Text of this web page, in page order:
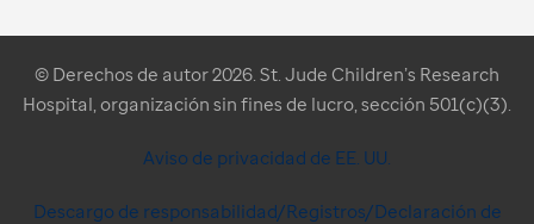
© Derechos de autor 2026. St. Jude Children’s Research
Hospital, organización sin fines de lucro, sección 501(c)(3).
Aviso de privacidad de EE. UU.
Descargo de responsabilidad/Registros/Declaración de